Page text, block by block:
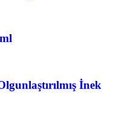
İnek